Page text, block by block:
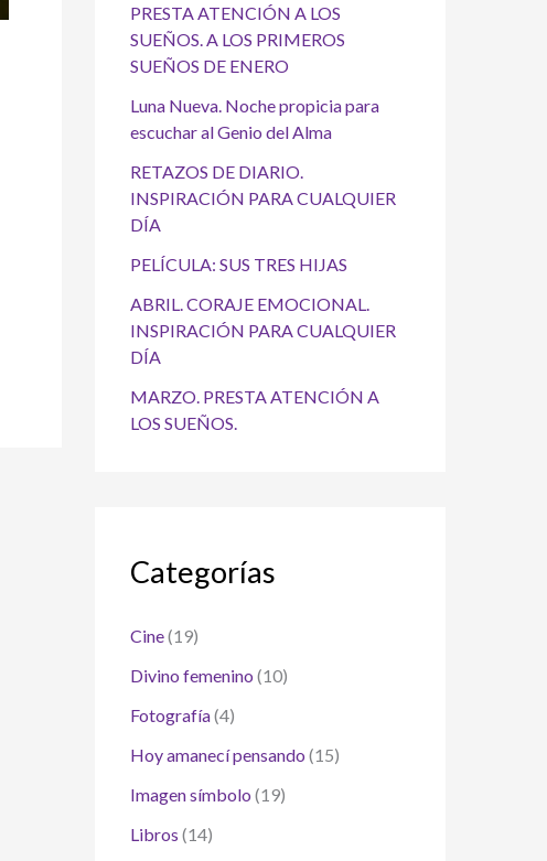
PRESTA ATENCIÓN A LOS
SUEÑOS. A LOS PRIMEROS
SUEÑOS DE ENERO
Luna Nueva. Noche propicia para
escuchar al Genio del Alma
RETAZOS DE DIARIO.
INSPIRACIÓN PARA CUALQUIER
DÍA
PELÍCULA: SUS TRES HIJAS
ABRIL. CORAJE EMOCIONAL.
INSPIRACIÓN PARA CUALQUIER
DÍA
MARZO. PRESTA ATENCIÓN A
LOS SUEÑOS.
Categorías
Cine(19)
Divino femenino (10)
Fotografía(4)
Hoy amanecí pensando (15)
Imagen símbolo (19)
Libros (14)